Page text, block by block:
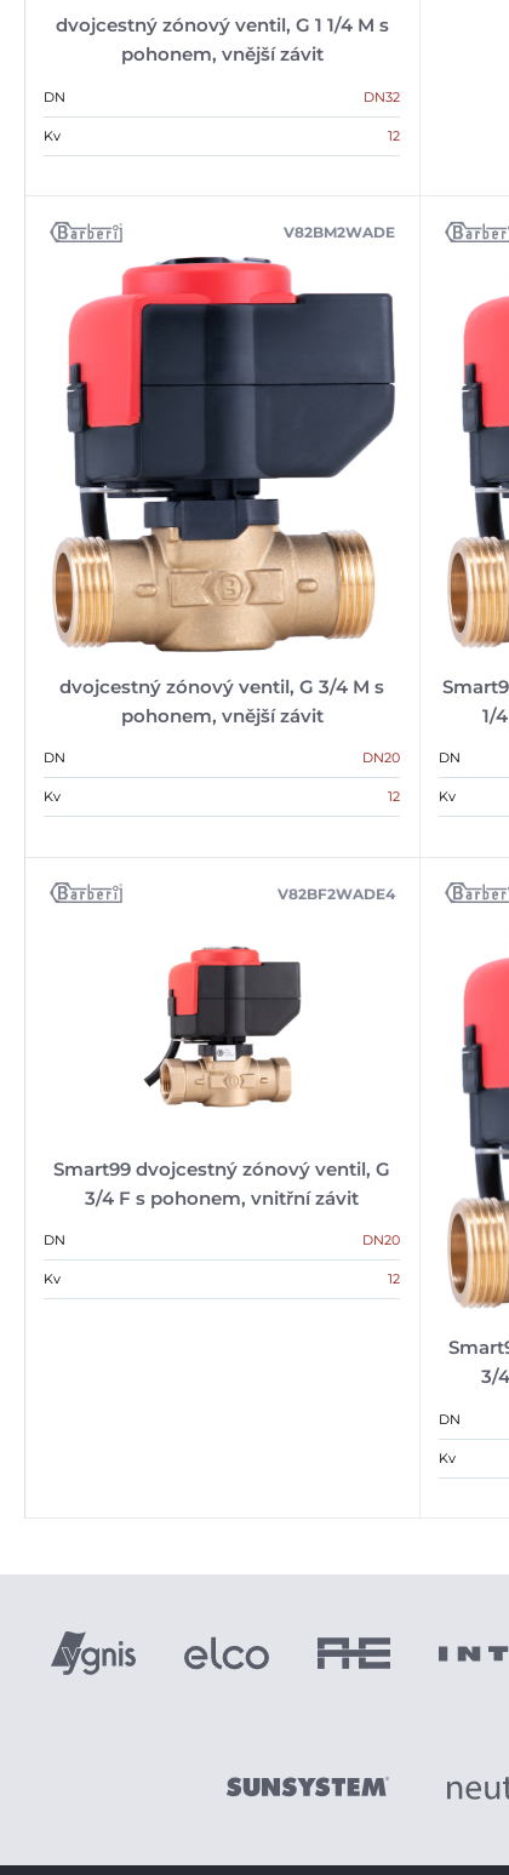
dvojcestný zónový ventil, G 1 1/4 M s
pohonem, vnější závit
DN DN32
Kv 12
dvojcestný zónový ventil, G 3/4 M s
pohonem, vnější závit
V82BM2WADE
DN DN20
Kv 12
1/
DN
Kv
Smart99 dvojcestný zónový ventil, G
3/4 F s pohonem, vnitřní závit
V82BF2WADE4
DN DN20
Kv 12
3/
DN
Kv